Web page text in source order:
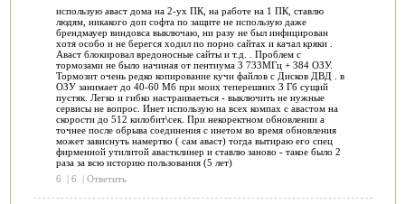
использую аваст дома на 2-ух ПК, на работе на 1 ПК, ставлю
людям, никакого доп софта по защите не использую даже
брендмауер виндовса выключаю, ни разу не был инфицирован
хотя особо и не берегся ходил по порно сайтах и качал кряки .
Аваст блокировал вредоносные сайты и т.д. . Проблем с
тормозами не было начиная от пентиума 3 733МГц + 384 ОЗУ.
Тормозит очень редко копирование кучи файлов с Дисков ДВД . в
ОЗУ занимает до 40-60 Мб при моих теперешних 3 Гб сущий
пустяк. Легко и гибко настраиваеться - выключить не нужные
сервисы не вопрос. Инет использую на всех компах с авастом на
скорости до 512 килобит\сек. При некоректном обновлении а
точнее после обрыва соединения с инетом во время обновления
может зависнуть намертво ( сам аваст) тогда вытираю его спец
фирменной утилитой авастклинер и ставлю заново - такое было 2
раза за всю историю пользования (5 лет)
6
| 6 | Ответить